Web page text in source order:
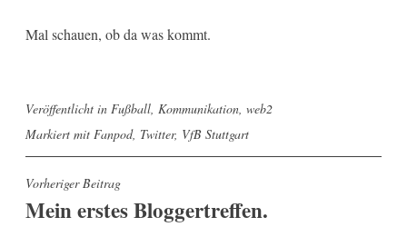
Mal schauen, ob da was kommt.
Veröffentlicht in Fußball Kommunikation web2
Markiert mit Fanpod, Twitter, VfB Stuttgart
Beitragsnavigation
Vorheriger Beitrag
Mein erstes Bloggertreffen.